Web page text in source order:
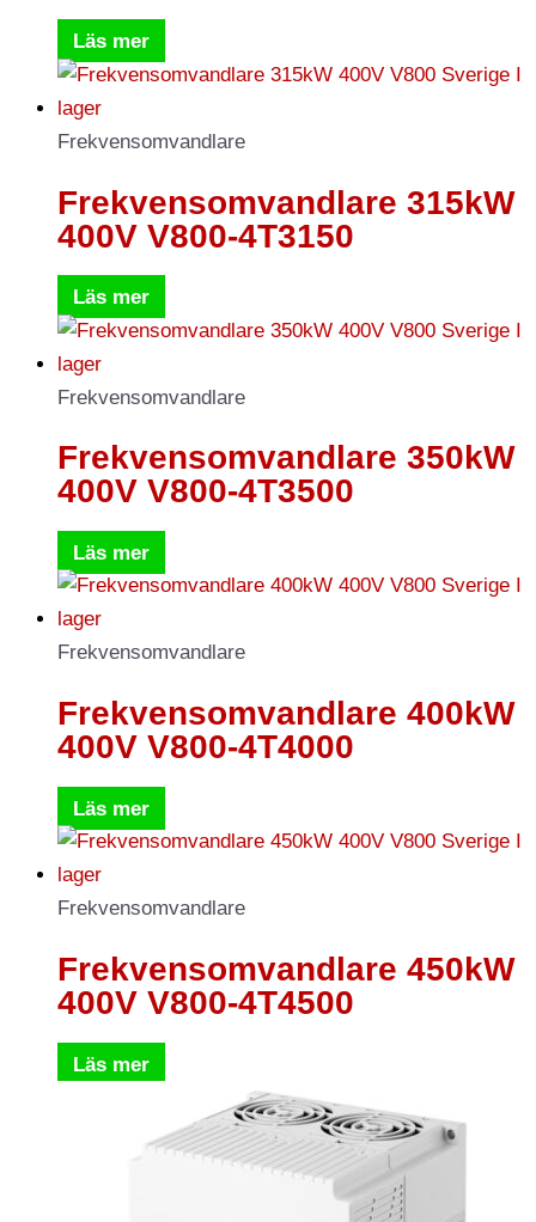
Läs mer
Frekvensomvandlare
Frekvensomvandlare 315kW
400V V800-4T3150
Läs mer
Frekvensomvandlare
Frekvensomvandlare 350kW
400V V800-4T3500
Läs mer
Frekvensomvandlare
Frekvensomvandlare 400kW
400V V800-4T4000
Läs mer
Frekvensomvandlare
Frekvensomvandlare 450kW
400V V800-4T4500
Läs mer